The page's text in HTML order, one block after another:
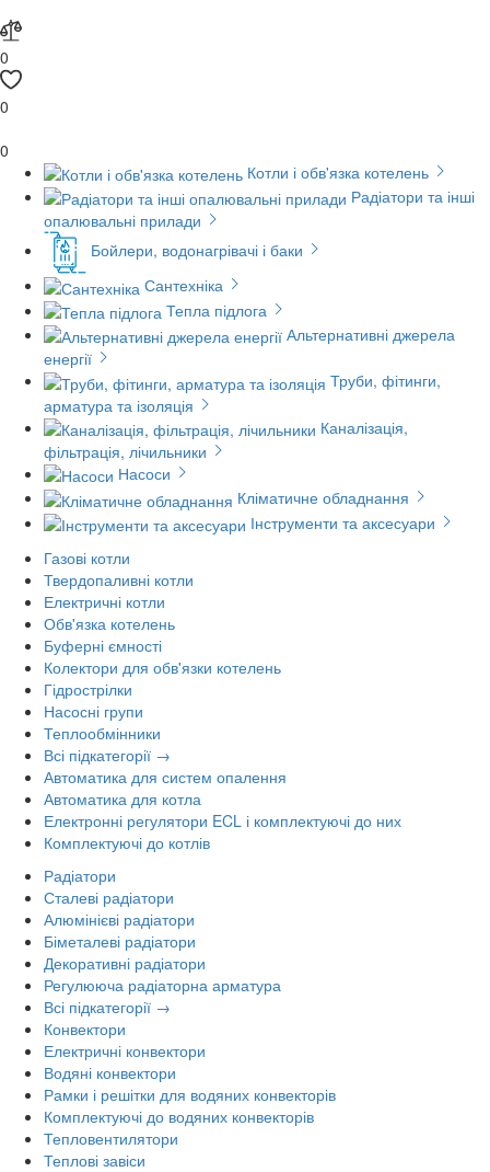
0
0
0
Котли і обв'язка котелень
Радіатори та інші
опалювальні прилади
Бойлери, водонагрівачі і баки
Сантехніка
Тепла підлога
Альтернативні джерела
енергії
Труби, фітинги,
арматура та ізоляція
Каналізація,
фільтрація, лічильники
Насоси
Кліматичне обладнання
Інструменти та аксесуари
Газові котли
Твердопаливні котли
Електричні котли
Обв'язка котелень
Буферні ємності
Колектори для обв'язки котелень
Гідрострілки
Насосні групи
Теплообмінники
Всі підкатегорії →
Автоматика для систем опалення
Автоматика для котла
Електронні регулятори ECL і комплектуючі до них
Комплектуючі до котлів
Радіатори
Сталеві радіатори
Алюмінієві радіатори
Біметалеві радіатори
Декоративні радіатори
Регулююча радіаторна арматура
Всі підкатегорії →
Конвектори
Електричні конвектори
Водяні конвектори
Рамки і решітки для водяних конвекторів
Комплектуючі до водяних конвекторів
Тепловентилятори
Теплові завіси